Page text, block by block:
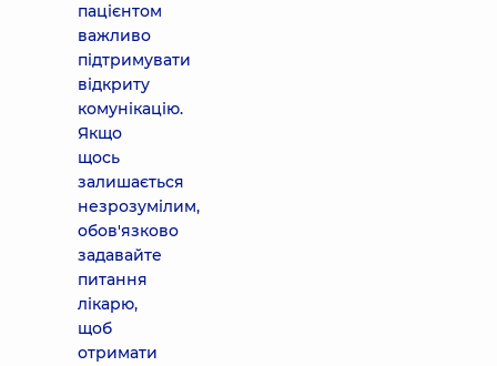
пацієнтом
важливо
підтримувати
відкриту
комунікацію.
Якщо
щось
залишається
незрозумілим,
обов'язково
задавайте
питання
лікарю,
щоб
отримати